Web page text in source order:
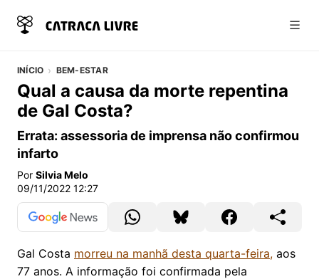
INÍCIO BEM-ESTAR
Qual a causa da morte repentina
de Gal Costa?
Errata: assessoria de imprensa não confirmou
infarto
Por Silvia Melo
09/11/2022 12:27
Gal Costa morreu na manhã desta quarta-feira, aos
77 anos. A informação foi confirmada pela